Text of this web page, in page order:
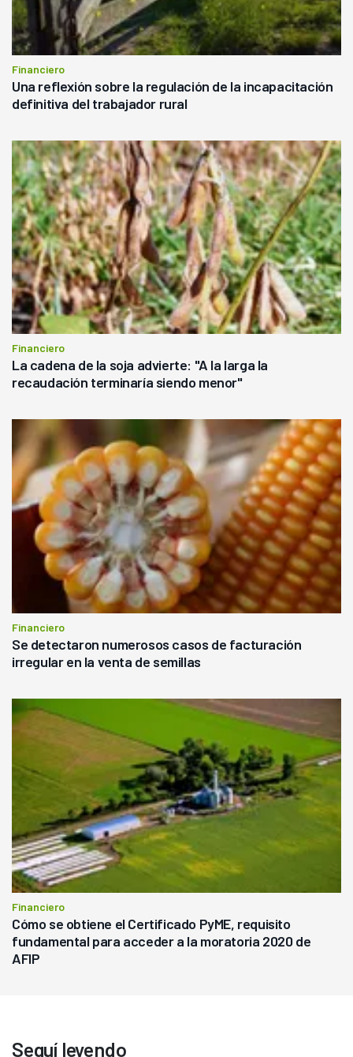
Financiero
Una reflexión sobre la regulación de la incapacitación
definitiva del trabajador rural
Financiero
La cadena de la soja advierte: "A la larga la
recaudación terminaría siendo menor"
Financiero
Se detectaron numerosos casos de facturación
irregular en la venta de semillas
Financiero
Cómo se obtiene el Certificado PyME, requisito
fundamental para acceder a la moratoria 2020 de
AFIP
Seguí leyendo